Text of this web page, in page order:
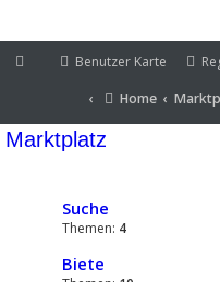
Benutzer Karte
Portal
Home
Benutzer Karte
Home
Marktplatz
Suche
Themen: 4
Biete